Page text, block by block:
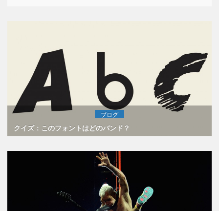
ブログ
クイズ：このフォントはどのバンド？